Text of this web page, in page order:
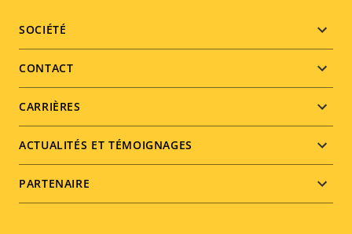
Footer
menu
SOCIÉTÉ
CONTACT
CARRIÈRES
ACTUALITÉS ET TÉMOIGNAGES
PARTENAIRE